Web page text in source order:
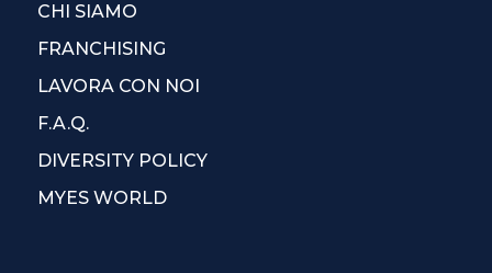
CHI SIAMO
FRANCHISING
LAVORA CON NOI
F.A.Q.
DIVERSITY POLICY
MYES WORLD